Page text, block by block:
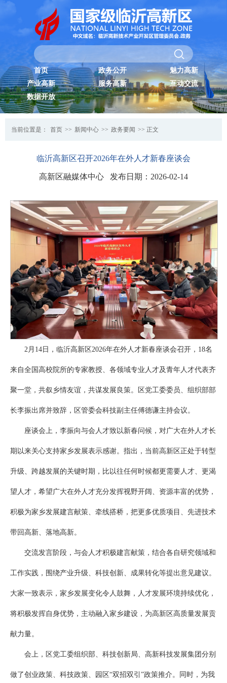
首页 政务公开
魅力高新
产业高新
服务高新
互动交流
数据开放
当前位置是： 首页 >> 新闻中心 >> 政务要闻 >> 正文
临沂高新区召开2026年在外人才新春座谈会
高新区融媒体中心 发布日期：2026-02-14
2月14日，临沂高新区2026年在外人才新春座谈会召开，18名
来自全国高校院所的专家教授、各领域专业人才及青年人才代表齐
聚一堂，共叙乡情友谊，共谋发展良策。区党工委委员、组织部部
长李振出席并致辞，区管委会科技副主任傅德谦主持会议。
座谈会上，李振向与会人才致以新春问候，对广大在外人才长
期以来关心支持家乡发展表示感谢。指出，当前高新区正处于转型
升级、跨越发展的关键时期，比以往任何时候都更需要人才、更渴
望人才，希望广大在外人才充分发挥视野开阔、资源丰富的优势，
积极为家乡发展建言献策、牵线搭桥，把更多优质项目、先进技术
带回高新、落地高新。
交流发言阶段，与会人才积极建言献策，结合各自研究领域和
工作实践，围绕产业升级、科技创新、成果转化等提出意见建议。
大家一致表示，家乡发展变化令人鼓舞，人才发展环境持续优化，
将积极发挥自身优势，主动融入家乡建设，为高新区高质量发展贡
献力量。
会上，区党工委组织部、科技创新局、高新科技发展集团分别
做了创业政策、科技政策、园区“双招双引”政策推介。同时，为我